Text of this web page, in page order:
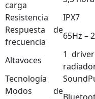
carga
Resistencia
IPX7
Respuesta de
frecuencia
65Hz –
Altavoces
1
Tecnología
Modos de